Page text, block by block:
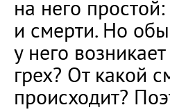
на него
и смерти. Но
у него
грех? От какой
происходит?